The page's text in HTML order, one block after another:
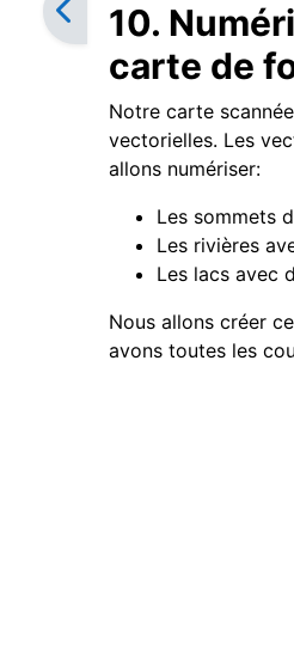
10.
carte de
Notre carte
vectorielles. Les
allons numériser:
Les sommets
Les rivières
Les lacs avec
Nous allons créer
avons toutes les